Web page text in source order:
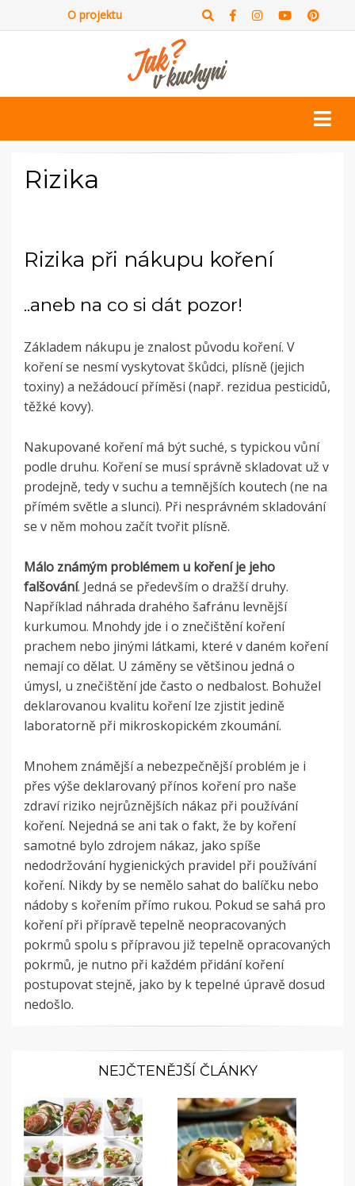
O projektu
Rizika
Rizika při nákupu koření
..aneb na co si dát pozor!
Základem nákupu je znalost původu koření. V
koření se nesmí vyskytovat škůdci, plísně (jejich
toxiny) a nežádoucí příměsi (např. rezidua pesticidů,
těžké kovy).
Nakupované koření má být suché, s typickou vůní
podle druhu. Koření se musí správně skladovat už v
prodejně, tedy v suchu a temnějších koutech (ne na
přímém světle a slunci). Při nesprávném skladování
se v něm mohou začít tvořit plísně.
Málo známým problémem u koření je jeho
falšování. Jedná se především o dražší druhy.
Například náhrada drahého šafránu levnější
kurkumou. Mnohdy jde i o znečištění koření
prachem nebo jinými látkami, které v daném koření
nemají co dělat. U záměny se většinou jedná o
úmysl, u znečištění jde často o nedbalost. Bohužel
deklarovanou kvalitu koření lze zjistit jedině
laboratorně při mikroskopickém zkoumání.
Mnohem známější a nebezpečnější problém je i
přes výše deklarovaný přínos koření pro naše
zdraví riziko nejrůznějších nákaz při používání
koření. Nejedná se ani tak o fakt, že by koření
samotné bylo zdrojem nákaz, jako spíše
nedodržování hygienických pravidel při používání
koření. Nikdy by se nemělo sahat do balíčku nebo
nádoby s kořením přímo rukou. Pokud se sahá pro
koření při přípravě tepelně neopracovaných
pokrmů spolu s přípravou již tepelně opracovaných
pokrmů, je nutno při každém přidání koření
postupovat stejně, jako by k tepelné úpravě dosud
nedošlo.
NEJČTENĚJŠÍ ČLÁNKY